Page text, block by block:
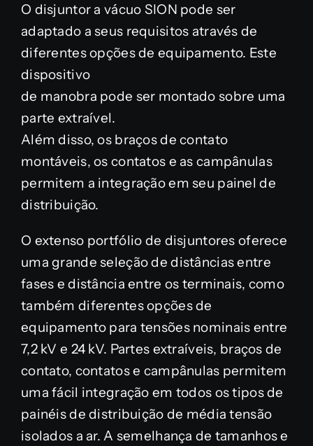
O disjuntor a vácuo SION pode ser
adaptado a seus requisitos através de
diferentes opções de equipamento. Este
dispositivo
de manobra pode ser montado sobre uma
parte extraível.
Além disso, os braços de contato
montáveis, os contatos e as campânulas
permitem a integração em seu painel de
distribuição.
O extenso portfólio de disjuntores oferece
uma grande seleção de distâncias entre
fases e distância entre os terminais, como
também diferentes opções de
equipamento para tensões nominais entre
7,2 kV e 24 kV. Partes extraíveis, braços de
contato, contatos e campânulas permitem
uma fácil integração em todos os tipos de
painéis de distribuição de média tensão
isolados a ar. A semelhança de tamanhos e